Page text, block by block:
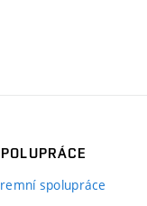
spolupráce